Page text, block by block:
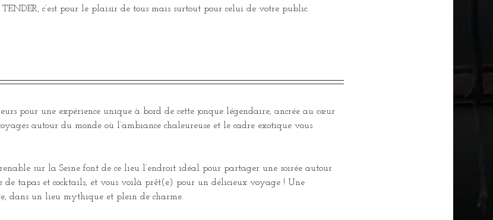
c’est pour le plaisir de tous mais surtout pour celui de votre public.
pour une expérience unique à bord de cette jonque légendaire, ancrée au cœur
autour du monde où l’ambiance chaleureuse et le cadre exotique vous
sur la Seine font de ce lieu l’endroit idéal pour partager une soirée autour
de tapas et cocktails, et vous voilà prêt(e) pour un délicieux voyage ! Une
dans un lieu mythique et plein de charme.